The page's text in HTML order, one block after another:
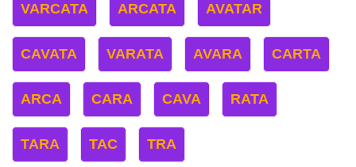
VARCATA ARCATA AVATAR
CAVATA VARATA AVARA CARTA
ARCA CARA CAVA RATA
TARA TAC TRA